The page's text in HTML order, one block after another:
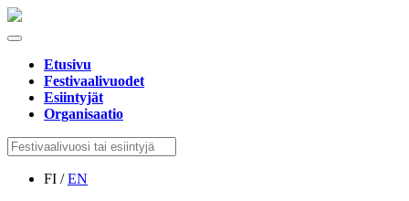
Etusivu
Festivaalivuodet
Esiintyjät
Organisaatio
FI /EN